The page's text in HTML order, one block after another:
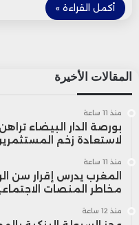
أكمل القراءة »
المقالات الأخيرة
منذ 11 ساعة
بورصة الدار البيضاء
لاستعادة زخم
منذ 11 ساعة
المغرب يدرس إقرار سن
مخاطر المنصات
منذ 12 ساعة